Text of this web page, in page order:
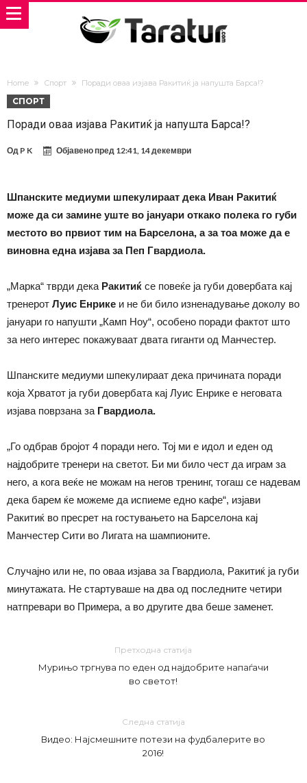
Home Спорт Поради оваа изјава Ракитиќ ја напушта Барса!?
СПОРТ
Поради оваа изјава Ракитиќ ја напушта Барса!?
Од P K Објавено пред 12:41, 14 декември
Шпанските медиуми шпекулираат дека Иван Ракитиќ
може да си замине уште во јануари откако полека го губи
местото во првиот тим на Барселона, а за тоа може да е
виновна една изјава за Пеп Гвардиола.
„Марка“ тврди дека Ракитиќ се повеќе ја губи довербата кај
тренерот Луис Енрике и не би било изненадување доколу во
јануари го напушти „Камп Ноу“, особено поради фактот што
за него интерес покажуваат двата гиганти од Манчестер.
Шпанските медиуми шпекулираат дека причината поради
која Хрватот ја губи довербата кај Луис Енрике е неговата
изјава поврзана за Гвардиола.
„Го одбрав бројот 4 поради него. Тој ми е идол и еден од
најдобрите тренери на светот. Би ми било чест да играм за
него, а кога веќе не можам на негов тренинг, тогаш се надевам
дека барем ќе можеме да испиеме едно кафе“, изјави
Ракитиќ во пресрет на гостувањето на Барселона кај
Манчестер Сити во Лигата на шампионите.
Случајно или не, по оваа изјава за Гвардиола, Ракитиќ ја губи
минутажата. Не стартуваше на два од последните четири
натпревари во Примера, а во другите два беше заменет.
Претходна статија
Мурињо тргнува по еден од најдобрите напаѓачи
во светот!
Следна статија
Видео: Најсмешните потези на фудбалерите во
2016!